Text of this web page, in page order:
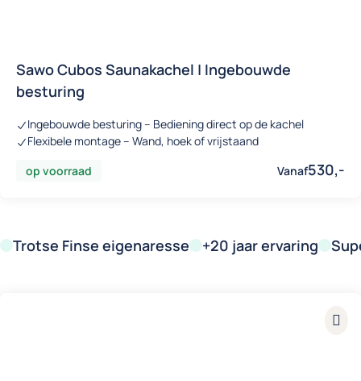
Sawo Cubos Saunakachel | Ingebouwde
besturing
Ingebouwde besturing – Bediening direct op de kachel
Flexibele montage – Wand, hoek of vrijstaand
op voorraad
Vanaf530,-
Trotse Finse eigenaresse +20 jaar ervaring